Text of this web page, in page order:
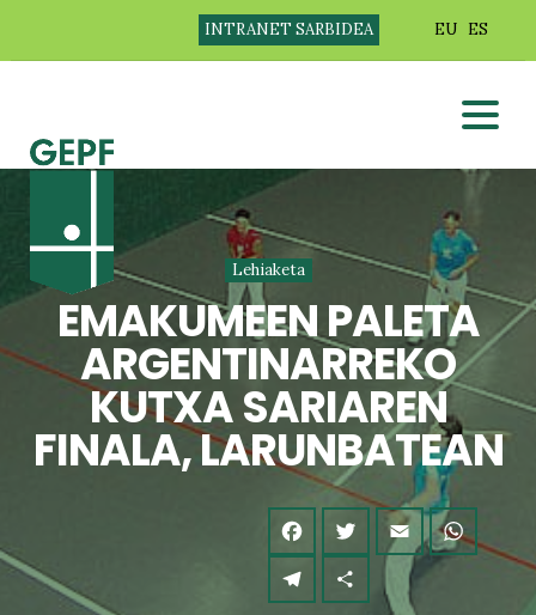
INTRANET SARBIDEA EU ES
Lehiaketa
EMAKUMEEN PALETA
ARGENTINARREKO
KUTXA SARIAREN
FINALA, LARUNBATEAN